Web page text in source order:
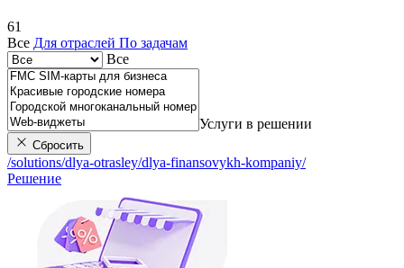
61
Все Для отраслей По задачам
Все
Услуги в решении
Сбросить
/solutions/dlya-otrasley/dlya-finansovykh-kompaniy/
Решение